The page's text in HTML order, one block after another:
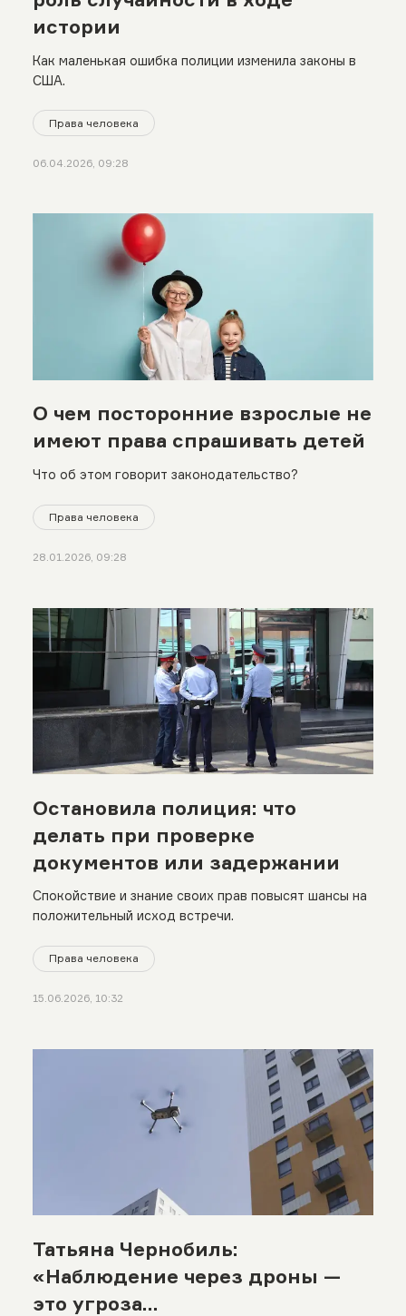
истории
Как маленькая ошибка полиции изменила законы в
США.
Права человека
06.04.2026, 09:28
О чем посторонние взрослые не
имеют права спрашивать детей
Что об этом говорит законодательство?
Права человека
28.01.2026, 09:28
Остановила полиция: что
делать при проверке
документов или задержании
Спокойствие и знание своих прав повысят шансы на
положительный исход встречи.
Права человека
15.06.2026, 10:32
Татьяна Чернобиль:
«Наблюдение через дроны —
это угроза